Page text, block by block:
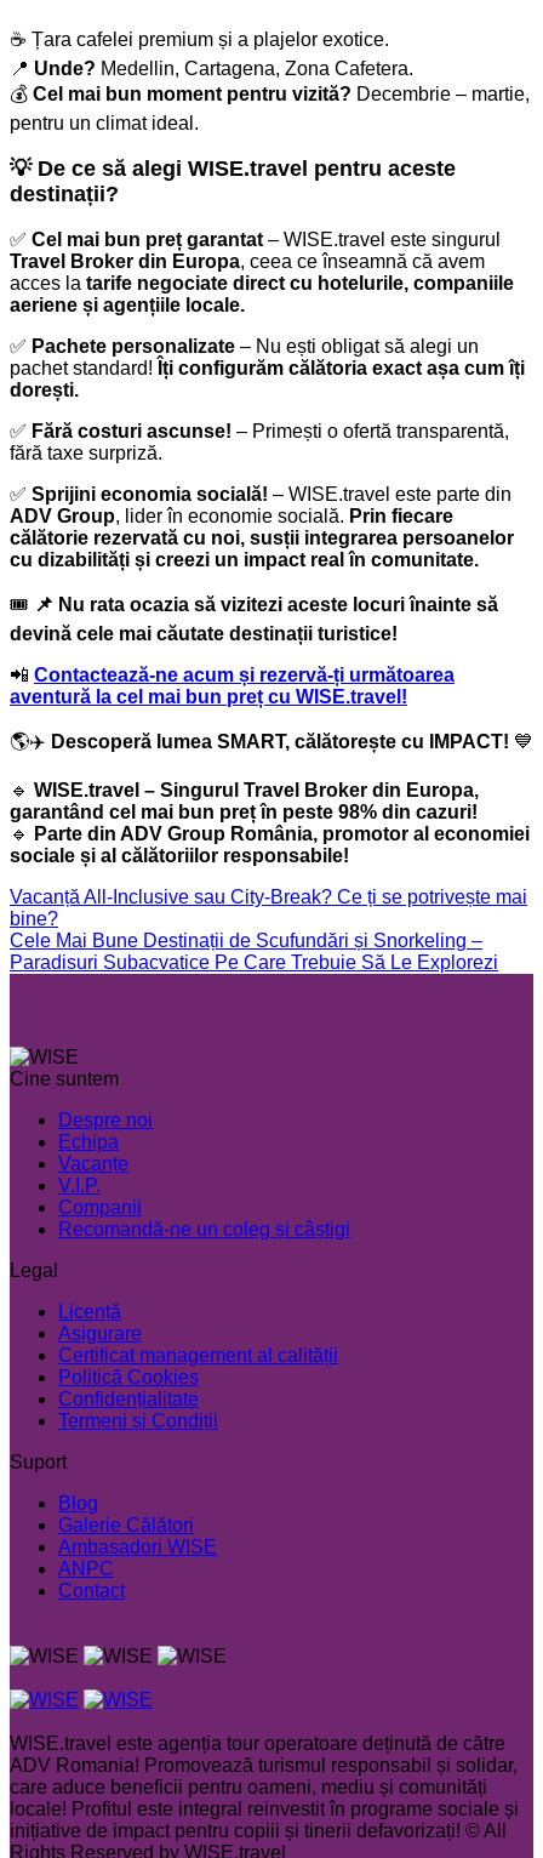
☕ Țara cafelei premium și a plajelor exotice.
📍 Unde? Medellin, Cartagena, Zona Cafetera.
💰 Cel mai bun moment pentru vizită? Decembrie – martie,
pentru un climat ideal.
💡 De ce să alegi WISE.travel pentru aceste
destinații?
✅ Cel mai bun preț garantat – WISE.travel este singurul
Travel Broker din Europa, ceea ce înseamnă că avem
acces la tarife negociate direct cu hotelurile, companiile
aeriene și agențiile locale.
✅ Pachete personalizate – Nu ești obligat să alegi un
pachet standard! Îți configurăm călătoria exact așa cum îți
dorești.
✅ Fără costuri ascunse! – Primești o ofertă transparentă,
fără taxe surpriză.
✅ Sprijini economia socială! – WISE.travel este parte din
ADV Group, lider în economie socială. Prin fiecare
călătorie rezervată cu noi, susții integrarea persoanelor
cu dizabilități și creezi un impact real în comunitate.
🎟️ 📌 Nu rata ocazia să vizitezi aceste locuri înainte să
devină cele mai căutate destinații turistice!
📲 Contactează-ne acum și rezervă-ți următoarea
aventură la cel mai bun preț cu WISE.travel!
🌎✈️ Descoperă lumea SMART, călătorește cu IMPACT! 💙
🔹 WISE.travel – Singurul Travel Broker din Europa,
garantând cel mai bun preț în peste 98% din cazuri!
🔹
Parte din ADV Group România, promotor al economiei
sociale și al călătoriilor responsabile!
Vacanță All-Inclusive sau City-Break? Ce ți se potrivește mai
bine?
Cele Mai Bune Destinații de Scufundări și Snorkeling –
Paradisuri Subacvatice Pe Care Trebuie Să Le Explorezi
Cine suntem
Despre noi
Echipa
Vacanțe
V.I.P.
Companii
Recomandă-ne un coleg și câștigi
Legal
Licență
Asigurare
Certificat management al calității
Politică Cookies
Confidențialitate
Termeni și Condiții
Suport
Blog
Galerie Călători
Ambasadori WISE
ANPC
Contact
WISE.travel este agenția tour operatoare deținută de către
ADV Romania! Promovează turismul responsabil și solidar,
care aduce beneficii pentru oameni, mediu și comunități
locale! Profitul este integral reinvestit în programe sociale și
inițiative de impact pentru copiii și tinerii defavorizați! © All
Rights Reserved by WISE.travel